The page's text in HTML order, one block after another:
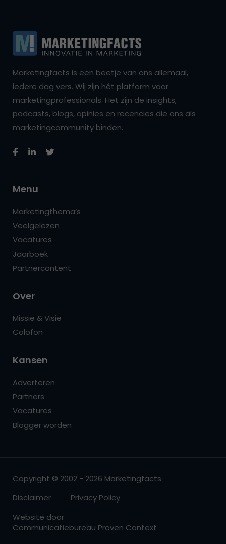
Marketingfacts is een beetje van ons allemaal,
iedere dag vers. Wij zijn hét platform voor
marketingprofessionals. Het zijn de insights,
podcasts, blogs, opinies en recencies die ons als
marketingcommunity binden.
Menu
Marketingthema’s
Veelgelezen
Vacatures
Jaarboek
Partnercontent
Over
Missie & Visie
Colofon
Kansen
Adverteren
Partners
Vacatures
Blogger worden
Copyright © 2002 - 2026 Marketingfacts
Disclaimer
Privacy Policy
Website door
Communicatiebureau Proven Context